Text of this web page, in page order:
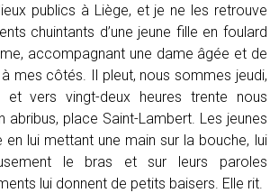
publics à Liège, et je ne les retrouve
chuintants d’une jeune fille en foulard
accompagnant une dame âgée et de
mes côtés. Il pleut, nous sommes jeudi,
et vers vingt-deux heures trente nous
abribus, place Saint-Lambert. Les jeunes
en lui mettant une main sur la bouche, lui
le bras et sur leurs paroles
lui donnent de petits baisers. Elle rit.